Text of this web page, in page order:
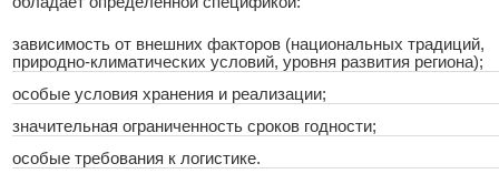
зависимость от внешних факторов (национальных традиций,
природно-климатических условий, уровня развития региона);
особые условия хранения и реализации;
значительная ограниченность сроков годности;
особые требования к логистике.